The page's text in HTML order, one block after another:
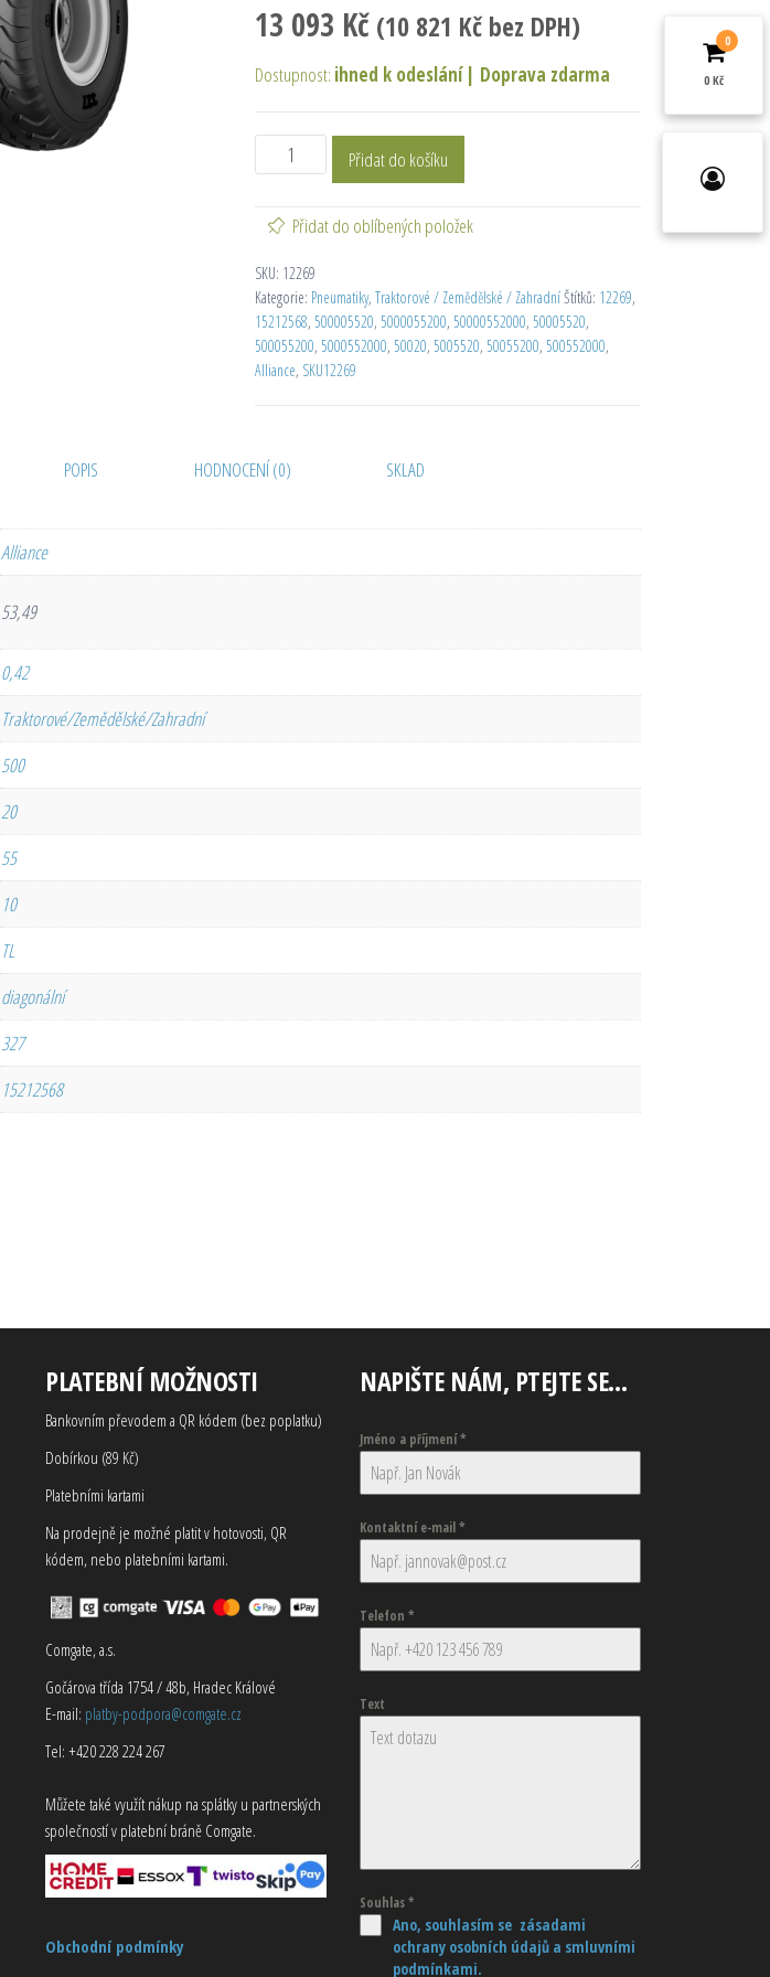
13 093 Kč (10 821 Kčbez DPH)
Dostupnost: ihned k odeslání | Doprava zdarma
Přidat do košíku
Přidat do oblíbených položek
SKU: 12269
Kategorie: Pneumatiky, Traktorové / Zemědělské / ZahradníŠtítků: 12269,
15212568, 500005520, 5000055200, 50000552000, 50005520,
500055200, 5000552000, 50020, 5005520, 50055200, 500552000,
Alliance, SKU12269
POPIS HODNOCENÍ (0) SKLAD
Alliance
53,49
0,42
Traktorové/Zemědělské/Zahradní
500
20
55
10
TL
diagonální
327
15212568
PLATEBNÍ MOŽNOSTI
Bankovním převodem a QR kódem (bez poplatku)
Dobírkou (89 Kč)
Platebními kartami
Na prodejně je možné platit v hotovosti, QR
kódem, nebo platebními kartami.
Comgate, a.s.
Gočárova třída 1754 / 48b, Hradec Králové
E-mail: platby-podpora@comgate.cz
Tel: +420 228 224 267
Můžete také využít nákup na splátky u partnerských
společností v platební bráně Comgate.
Obchodní podmínky
NAPIŠTE NÁM, PTEJTE SE…
Jméno a příjmení*
Kontaktní e-mail*
Telefon *
Text
Souhlas*
Ano, souhlasím se zásadami
ochrany osobních údajů a smluvními
podmínkami.
0
0 Kč